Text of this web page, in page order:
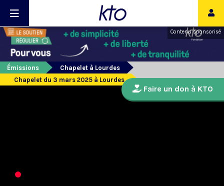
Contenu sponsorisé
Émissions
Chapelet à Lourdes
Chapelet du 3 mars 2025 à Lourdes
Faire un don à KTO